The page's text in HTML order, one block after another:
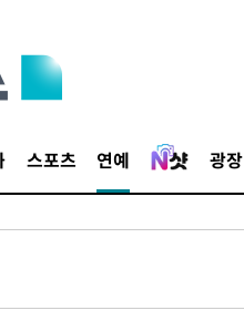
스포츠 연예 광장